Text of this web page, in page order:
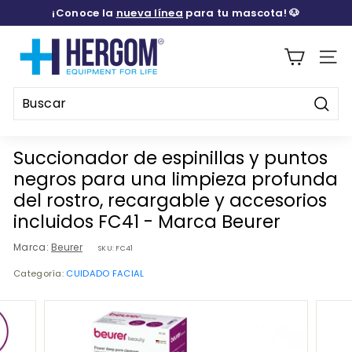
directamente
diapositivas
¡Conoce la nueva línea para tu mascota! 🐶
E
R
G
M
M
E
D
I
C
A
L
Succionador de espinillas y puntos
negros para una limpieza profunda
del rostro, recargable y accesorios
incluidos FC41 - Marca Beurer
Marca: Beurer SKU: FC41
Categoría: CUIDADO FACIAL